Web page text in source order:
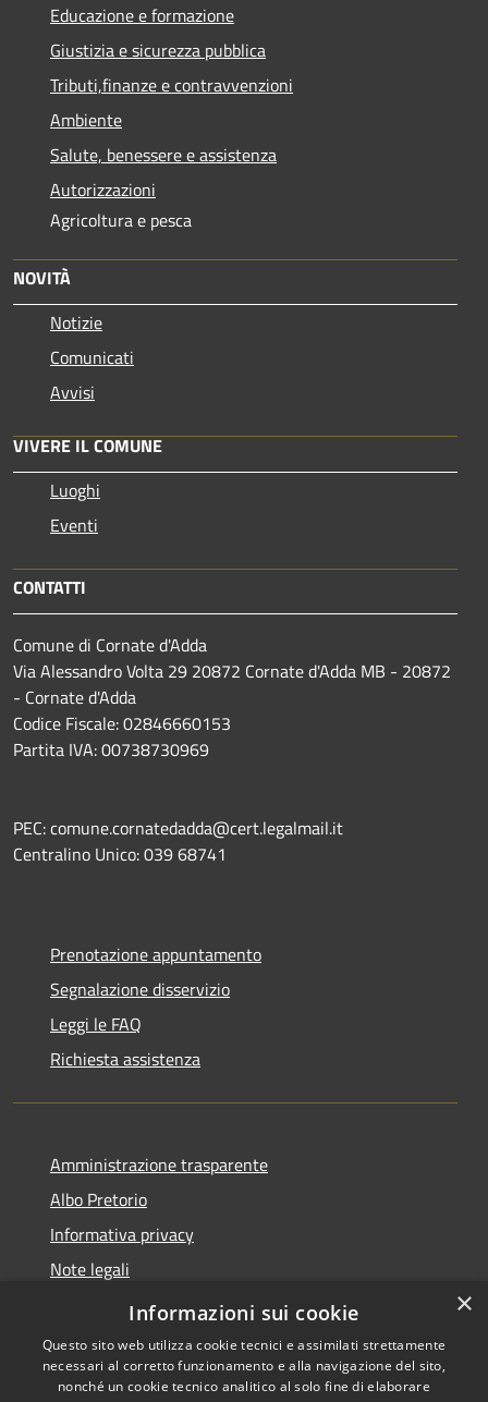
Educazione e formazione
Giustizia e sicurezza pubblica
Tributi,finanze e contravvenzioni
Ambiente
Salute, benessere e assistenza
Autorizzazioni
Agricoltura e pesca
NOVITÀ
Notizie
Comunicati
Avvisi
VIVERE IL COMUNE
Luoghi
Eventi
CONTATTI
Comune di Cornate d'Adda
Via Alessandro Volta 29 20872 Cornate d'Adda MB - 20872
- Cornate d'Adda
Codice Fiscale: 02846660153
Partita IVA: 00738730969
PEC: comune.cornatedadda@cert.legalmail.it
Centralino Unico: 039 68741
Prenotazione appuntamento
Segnalazione disservizio
Leggi le FAQ
Richiesta assistenza
Amministrazione trasparente
Albo Pretorio
Informativa privacy
Note legali
Dichiarazione di accessibilità
×
Informazioni sui cookie
Questo sito web utilizza cookie tecnici e assimilati strettamente
necessari al corretto funzionamento e alla navigazione del sito,
nonché un cookie tecnico analitico al solo fine di elaborare